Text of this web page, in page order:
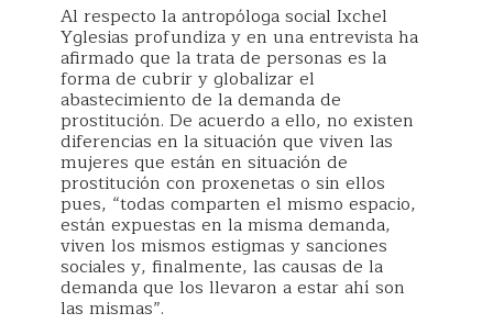
Al respecto la antropóloga social Ixchel
Yglesias profundiza y en una entrevista ha
afirmado que la trata de personas es la
forma de cubrir y globalizar el
abastecimiento de la demanda de
prostitución. De acuerdo a ello, no existen
diferencias en la situación que viven las
mujeres que están en situación de
prostitución con proxenetas o sin ellos
pues, “todas comparten el mismo espacio,
están expuestas en la misma demanda,
viven los mismos estigmas y sanciones
sociales y, finalmente, las causas de la
demanda que los llevaron a estar ahí son
las mismas”.